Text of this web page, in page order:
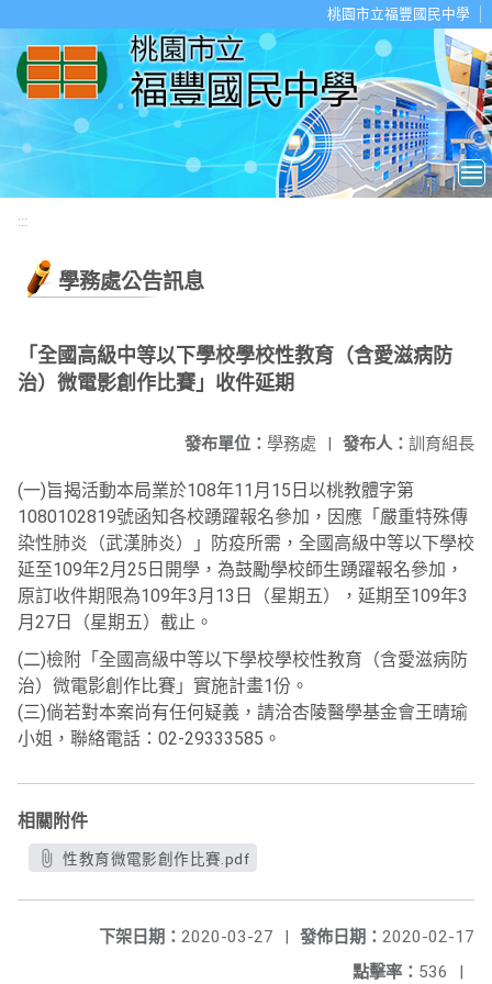
桃園市立福豐國民中學
:::
學務處公告訊息
「全國高級中等以下學校學校性教育（含愛滋病防
治）微電影創作比賽」收件延期
發布人： 訓育組長
發布單位： 學務處 |
(一)旨揭活動本局業於108年11月15日以桃教體字第
1080102819號函知各校踴躍報名參加，因應「嚴重特殊傳
染性肺炎（武漢肺炎）」防疫所需，全國高級中等以下學校
延至109年2月25日開學，為鼓勵學校師生踴躍報名參加，
原訂收件期限為109年3月13日（星期五），延期至109年3
月27日（星期五）截止。
(二)檢附「全國高級中等以下學校學校性教育（含愛滋病防
治）微電影創作比賽」實施計畫1份。
(三)倘若對本案尚有任何疑義，請洽杏陵醫學基金會王晴瑜
小姐，聯絡電話：02-29333585。
相關附件
性教育微電影創作比賽.pdf
發佈日期： 2020-02-17
下架日期： 2020-03-27
|
點擊率： 536 |